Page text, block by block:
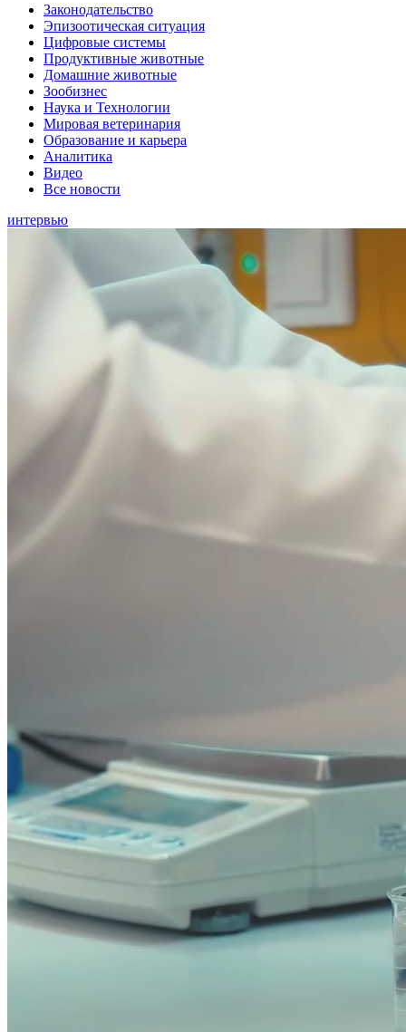
Законодательство
Эпизоотическая ситуация
Цифровые системы
Продуктивные животные
Домашние животные
Зообизнес
Наука и Технологии
Мировая ветеринария
Образование и карьера
Аналитика
Видео
Все новости
интервью